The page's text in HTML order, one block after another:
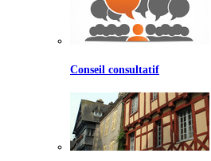
Conseil consultatif